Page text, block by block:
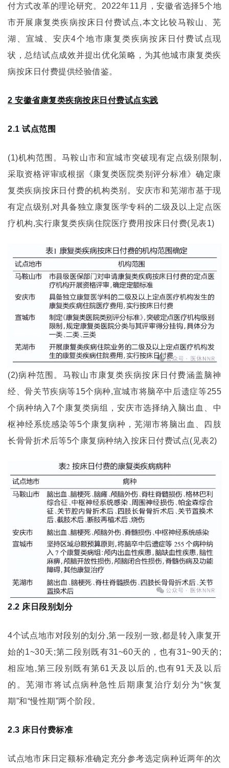
付方式改革的理论研究。2022年11月，安徽省选择5个地
市开展康复类疾病按床日付费试点,本文比较马鞍山、芜
湖、宣城、安庆4个地市康复类疾病按床日付费试点现
状，总结试点成效并提出优化策略，为其他城市康复类疾
病按床日付费提供经验借鉴。
2 安徽省康复类疾病按床日付费试点实践
2.1 试点范围
(1)机构范围。马鞍山市和宣城市突破现有定点级别限制,
采取资格评审或根据《康复类医院类别评分标准》确定康
复类疾病按床日付费的机构类别。安庆市和芜湖市基于现
有定点级别,对具备独立康复医学专科的二级及以上定点医
疗机构,实行康复类疾病住院医疗费用按床日付费(见表1)
(2)病种范围。马鞍山市康复类疾病按床日付费涵盖脑神
经、骨关节疾病等15个病种,宣城市将脑卒中后遗症等255
个病种纳入7个康复类病组，安庆市选择纳入脑出血、中
枢神经系统感染等5个康复病种，芜湖市将脑出血、四肢
长骨骨折术后等5个康复病种纳入按床日付费试点(见表2)
2.2 床日段别划分
4个试点地市对段别的划分,第一段别一致,都是转入康复开
始的1~30天;第二段别既有31~60天的，也有31~90天的;
相应地,第三段别既有第61天及以后的,也有91天及以后
的。芜湖市将试点病种急性后期康复治疗划分为“恢复
期”和“慢性期”两个阶段。
2.3 床日付费标准
试点地市床日定额标准确定充分参考选定病种近两年的次